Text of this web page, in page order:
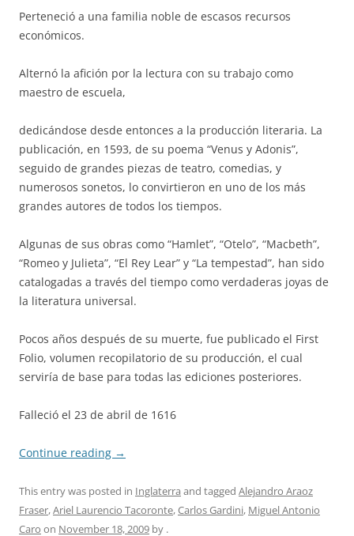
Perteneció a una familia noble de escasos recursos
económicos.
Alternó la afición por la lectura con su trabajo como
maestro de escuela,
dedicándose desde entonces a la producción literaria. La
publicación, en 1593, de su poema “Venus y Adonis”,
seguido de grandes piezas de teatro, comedias, y
numerosos sonetos, lo convirtieron en uno de los más
grandes autores de todos los tiempos.
Algunas de sus obras como “Hamlet”, “Otelo”, “Macbeth”,
“Romeo y Julieta”, “El Rey Lear” y “La tempestad”, han sido
catalogadas a través del tiempo como verdaderas joyas de
la literatura universal.
Pocos años después de su muerte, fue publicado el First
Folio, volumen recopilatorio de su producción, el cual
serviría de base para todas las ediciones posteriores.
Falleció el 23 de abril de 1616
Continue reading →
This entry was posted in Inglaterra and tagged Alejandro Araoz
Fraser,Ariel Laurencio Tacoronte,Carlos Gardini, Miguel Antonio
Caro on November 18, 2009 by .